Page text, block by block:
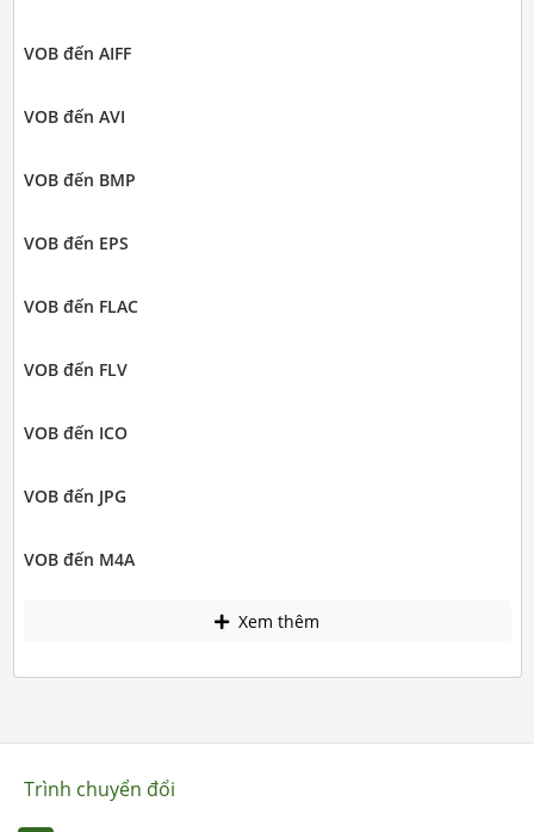
VOB đến AIFF
VOB đến AVI
VOB đến BMP
VOB đến EPS
VOB đến FLAC
VOB đến FLV
VOB đến ICO
VOB đến JPG
VOB đến M4A
Xem thêm
Trình chuyển đổi